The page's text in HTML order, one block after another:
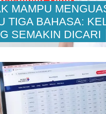
MAMPU
TIGA BAHASA:
SEMAKIN DICARI